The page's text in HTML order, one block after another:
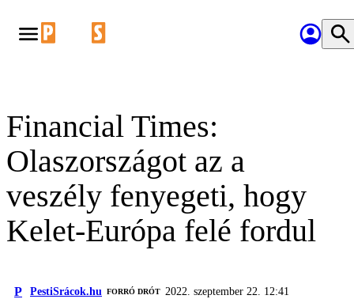
Financial Times:
Olaszországot az a
veszély fenyegeti, hogy
Kelet-Európa felé fordul
P PestiSrácok.hu FORRÓ DRÓT 2022. szeptember 22. 12:41